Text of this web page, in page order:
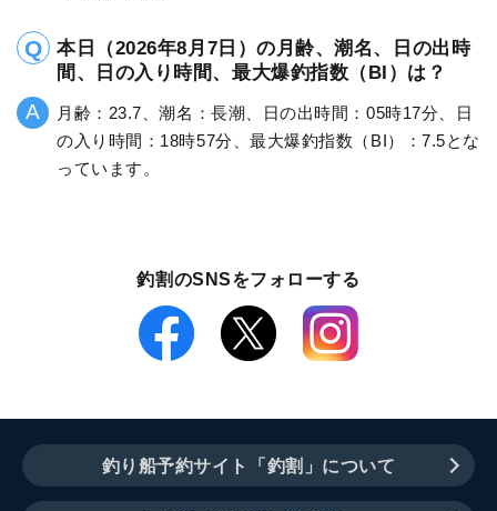
本日（2026年8月7日）の月齢、潮名、日の出時
間、日の入り時間、最大爆釣指数（BI）は？
月齢：23.7、潮名：長潮、日の出時間：05時17分、日
の入り時間：18時57分、最大爆釣指数（BI）：7.5とな
っています。
釣割のSNSをフォローする
釣り船予約サイト「釣割」について